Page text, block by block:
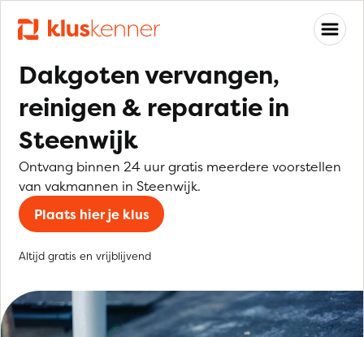
Dakgoten vervangen,
reinigen & reparatie in
Steenwijk
Ontvang binnen 24 uur gratis meerdere voorstellen
van vakmannen in Steenwijk.
Plaats hier je klus
Altijd gratis en vrijblijvend